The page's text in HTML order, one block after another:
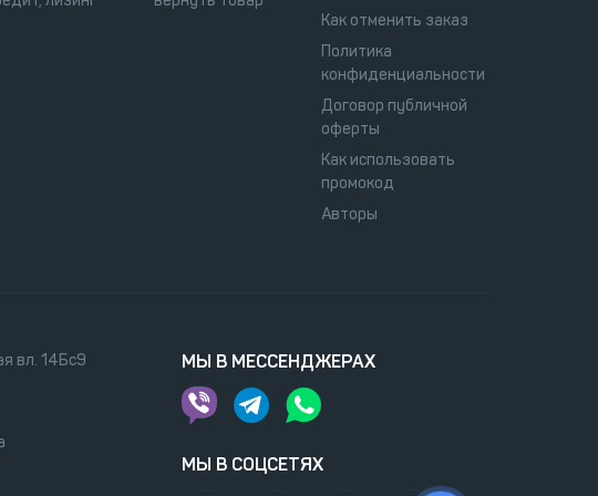
Как отменить заказ
Политика
конфиденциальности
Договор публичной
оферты
Как использовать
промокод
Авторы
вл. 14Бс9 МЫ В МЕССЕНДЖЕРАХ
МЫ В СОЦСЕТЯХ